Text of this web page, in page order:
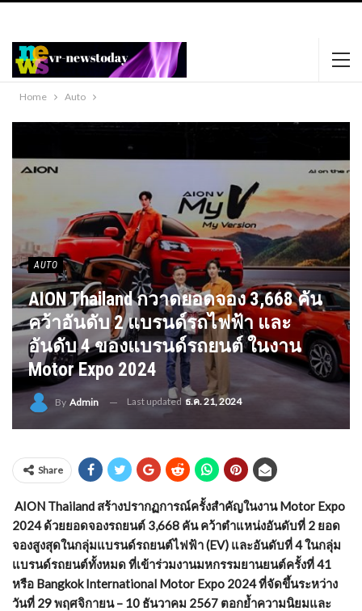
Home Auto
AUTO
AION Thailand กวาดยอดจอง 3,668 คัน
คว้าอันดับ 2 แบรนด์รถไฟฟ้า และ
อันดับ 4 ของแบรนด์รถยนต์ ในงาน
Motor Expo 2024
By Admin Last updated ธ.ค. 21, 2024
Share
AION Thailand สร้างปรากฏการณ์ครั้งสำคัญในงาน Motor Expo
2024 ด้วยยอดจองรถยนต์ 3,668 คัน คว้าตำแหน่งอันดับที่ 2 ยอด
จองสูงสุดในกลุ่มแบรนด์รถยนต์ไฟฟ้า (EV) และอันดับที่ 4 ในกลุ่ม
แบรนด์รถยนต์ทั้งหมด ที่เข้าร่วมงานมหกรรมยานยนต์ครั้งที่ 41
หรือ Bangkok International Motor Expo 2024 ที่จัดขึ้นระหว่าง
วันที่ 29 พฤศจิกายน – 10 ธันวาคม 2567 ตอกย้ำความนิยมและ